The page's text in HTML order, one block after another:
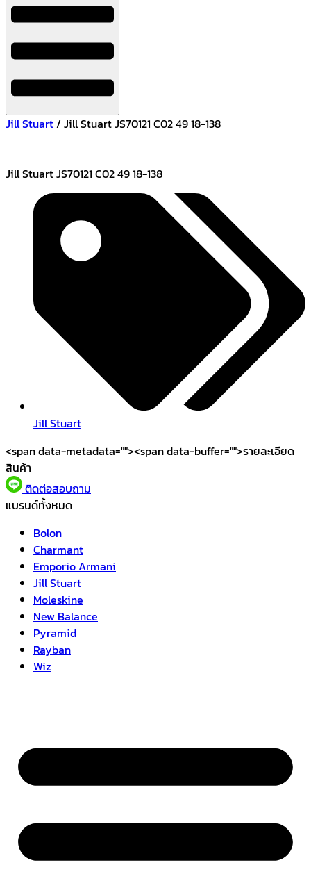
Jill Stuart/ Jill Stuart JS70121 C02 49 18-138
Jill Stuart JS70121 C02 49 18-138
Jill Stuart
<span data-metadata=""><span data-buffer="">รายละเอียด
สินค้า
ติดต่อสอบถาม
แบรนด์ทั้งหมด
Bolon
Charmant
Emporio Armani
Jill Stuart
Moleskine
New Balance
Pyramid
Rayban
Wiz